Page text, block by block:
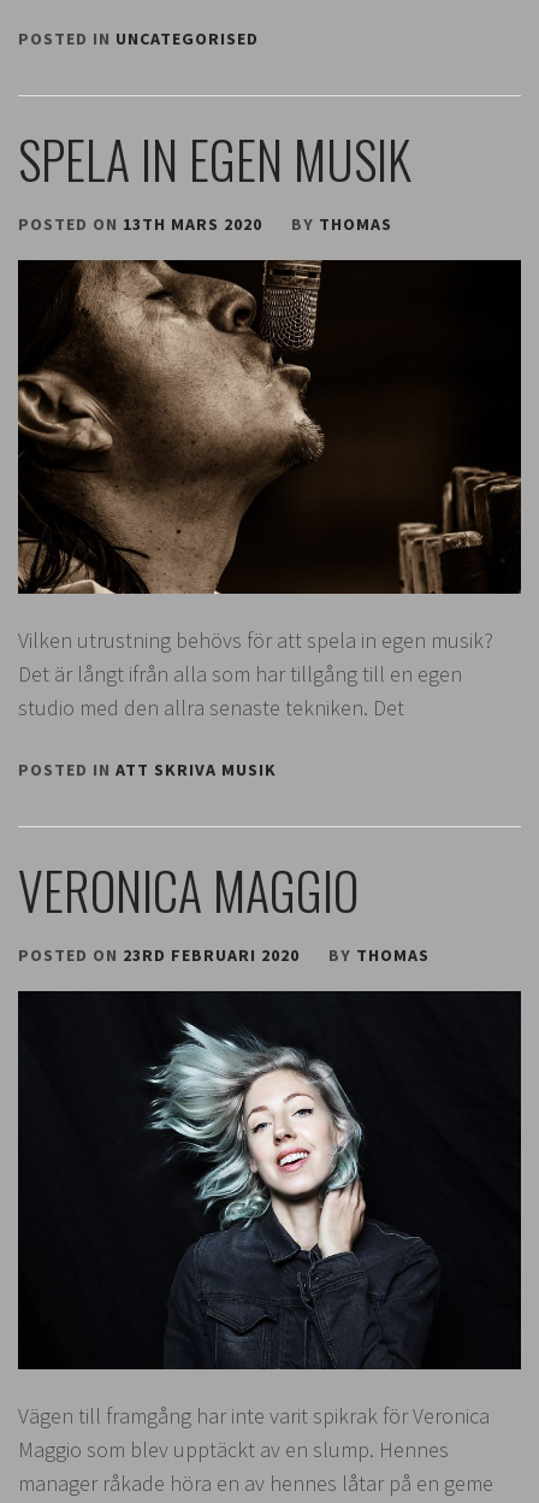
POSTED IN UNCATEGORISED
SPELA IN EGEN MUSIK
POSTED ON 13TH MARS 2020 BY THOMAS
Vilken utrustning behövs för att spela in egen musik?
Det är långt ifrån alla som har tillgång till en egen
studio med den allra senaste tekniken. Det
POSTED IN ATT SKRIVA MUSIK
VERONICA MAGGIO
POSTED ON 23RD FEBRUARI 2020 BY THOMAS
Vägen till framgång har inte varit spikrak för Veronica
Maggio som blev upptäckt av en slump. Hennes
manager råkade höra en av hennes låtar på en geme